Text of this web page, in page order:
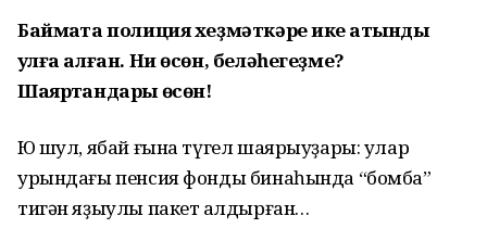
Баймаҡта полиция хеҙмәткәре ике ҡатынды
ҡулға алған. Ни өсөн, беләһегеҙме?
Шаяртҡандары өсөн!
Юҡ шул, ябай ғына түгел шаярыуҙары: улар
урындағы пенсия фонды бинаһында “бомба”
тигән яҙыулы пакет ҡалдырған…